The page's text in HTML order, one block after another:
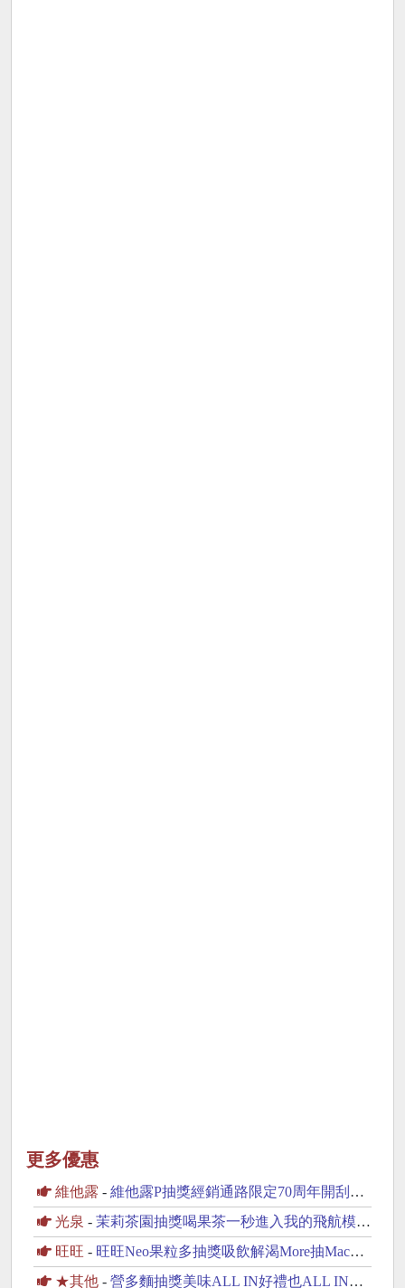
更多優惠
維他露 - 維他露P抽獎經銷通路限定70周年開刮抽復古純金金幣
光泉 - 茉莉茶園抽獎喝果茶一秒進入我的飛航模式抽PS5
旺旺 - 旺旺Neo果粒多抽獎吸飲解渴More抽MacBook Neo
★其他 - 營多麵抽獎美味ALL IN好禮也ALL IN抽iPhone17